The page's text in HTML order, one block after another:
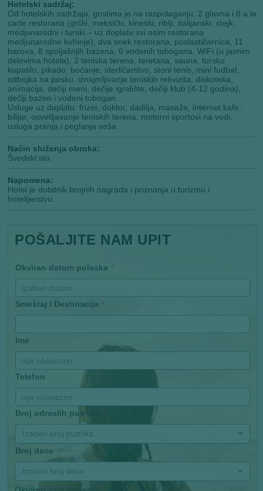
Hotelski sadržaj:
Od hotelskih sadržaja, gostima je na raspolaganju: 2 glavna i 8 a la
carte restorana (grčki, meksički, kineski, riblji, italijanski, stejk,
medjunarodni i turski – uz doplatu svi osim restorana
medjunarodne kuhinje), dva snek restorana, poslastičarnica, 11
barova, 8 spoljašnjih bazena, 6 vodenih tobogana, WiFi (u javnim
delovima hotela), 2 teniska terena, teretana, sauna, tursko
kupatilo, pikado, boćanje, sterličarstvo, stoni tenis, mini fudbal,
odbojka na pesku, iznajmljivanje teniskih rekvizita, diskoteka,
animacija, dečiji meni, dečije igralište, dečiji klub (4-12 godina),
dečiji bazen i vodeni tobogan.
Usluge uz doplatu: frizer, doktor, dadilja, masaža, internet kafe,
bilijar, osvetljavanje teniskih terena, motorni sportovi na vodi,
usluga pranja i peglanja veša.
Način služenja obroka:
Švedski sto.
Napomena:
Hotel je dobitnik brojnih nagrada i priznanja u turizmu i
hotelijerstvu.
POŠALJITE NAM UPIT
Okviran datum polaska *
Smeštaj / Destinacija *
Ime
Telefon
Broj odraslih putnika *
Izaberi broj putnika
Broj dece
Izaberi broj dece